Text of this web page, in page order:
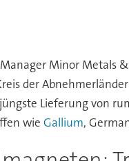
Minor Metals
der
Lieferung von
wie Gallium,